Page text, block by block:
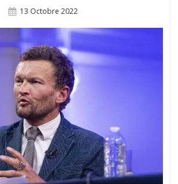
Posted
13 Octobre 2022